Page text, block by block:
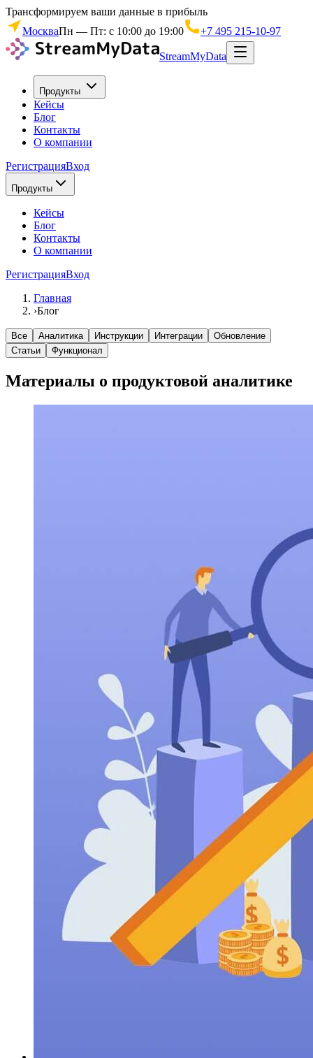
Трансформируем ваши данные в прибыль
МоскваПн — Пт: с 10:00 до 19:00 +7 495 215-10-97
StreamMyData
Продукты
Кейсы
Блог
Контакты
О компании
РегистрацияВход
Продукты
Кейсы
Блог
Контакты
О компании
РегистрацияВход
Главная
›Блог
Все Аналитика Инструкции Интеграции
Обновление
Статьи
Функционал
Материалы о продуктовой аналитике